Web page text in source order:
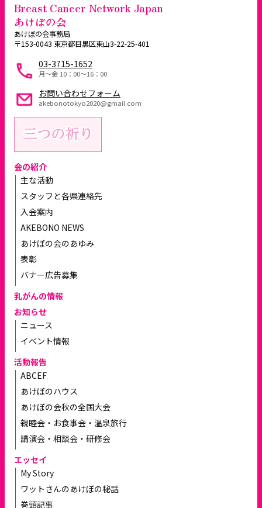
Breast Cancer Network Japan
あけぼの会
あけぼの会事務局
〒153-0043 東京都目黒区東山3-22-25-401
03-3715-1652
月～金 10：00〜16：00
お問い合わせフォーム
akebonotokyo2020@gmail.com
会の紹介
主な活動
スタッフと各県連絡先
入会案内
AKEBONO NEWS
あけぼの会のあゆみ
表彰
バナー広告募集
乳がんの情報
お知らせ
ニュース
イベント情報
活動報告
ABCEF
あけぼのハウス
あけぼの会秋の全国大会
親睦会・お食事会・温泉旅行
講演会・相談会・研修会
エッセイ
My Story
ワットさんのあけぼの秘話
巻頭記事